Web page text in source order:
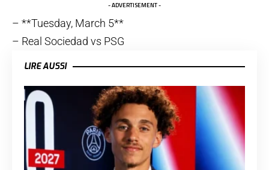
- ADVERTISEMENT -
– **Tuesday, March 5**
– Real Sociedad vs PSG
LIRE AUSSI